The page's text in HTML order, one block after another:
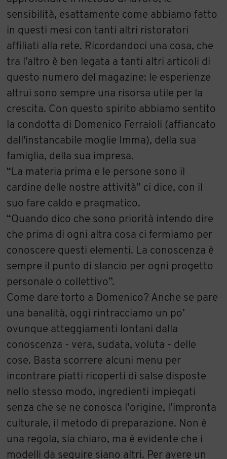
sensibilità, esattamente come abbiamo fatto
in questi mesi con tanti altri ristoratori
affiliati alla rete. Ricordandoci una cosa, che
tra l’altro è ben legata a tanti altri articoli di
questo numero del magazine: le esperienze
altrui sono sempre una risorsa utile per la
crescita. Con questo spirito abbiamo sentito
la condotta di Domenico Ferraioli (affiancato
dall'instancabile moglie Imma), della sua
famiglia, della sua impresa.
“La materia prima e le persone sono il
cardine delle nostre attività” ci dice, con il
suo fare caldo e pragmatico.
“Quando dico che sono priorità intendo dire
che prima di ogni altra cosa ci fermiamo per
conoscere questi elementi. La conoscenza è
sempre il punto di slancio per ogni progetto
personale o collettivo”.
Come dare torto a Domenico? Anche se pare
una banalità, oggi rintracciamo un po’
ovunque atteggiamenti lontani dalla
conoscenza - vera, sudata, voluta - delle
cose. Basta scorrere alcuni menu per
incontrare piatti ricoperti di salse disposte
nello stesso modo, ingredienti impiegati
senza che se ne conosca l’origine, l’impronta
culturale, il metodo di preparazione. Non è
una regola, sia chiaro, ma è evidente che i
modelli da seguire siano altri. Per avere un